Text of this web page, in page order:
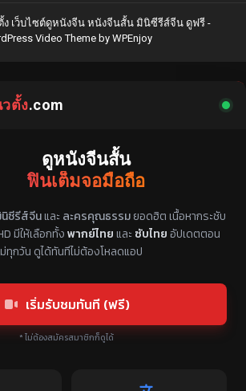
ง เว็บไซต์ดูหนังจีน หนังจีนสั้น มินิซีรีส์จีน ดูฟรี -
Video Themeby WPEnjoy
ตั้ง.com
ดูหนังจีนสั้น
ฟินเต็มจอมือถือ
นวตั้ง พากย์ไทย ซับไทย
ซีรีส์จีนและ ละครคุณธรรมยอดฮิต เนื้อหากระชับ
มีให้เลือกทั้งพากย์ไทยและ ซับไทยอัปเดตตอน
ทุกวัน ดูได้ทันทีไม่ต้องโหลดแอป
เริ่มรับชมทันที (ฟรี)
* ไม่ต้องสมัครสมาชิกก็ดูได้